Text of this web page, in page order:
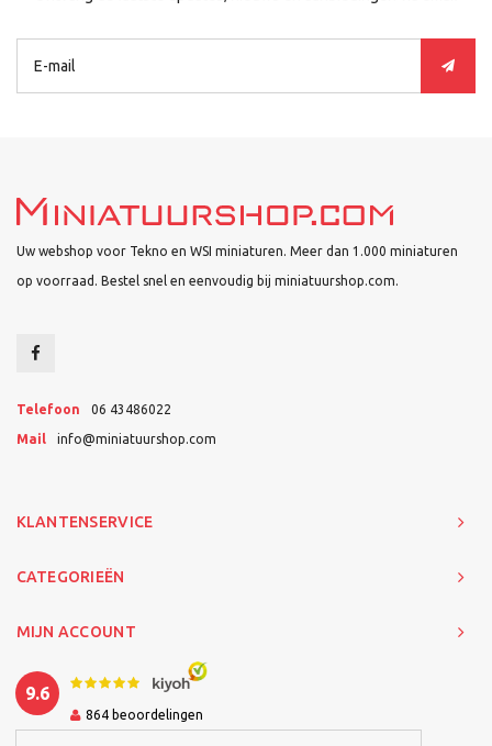
Uw webshop voor Tekno en WSI miniaturen. Meer dan 1.000 miniaturen
op voorraad. Bestel snel en eenvoudig bij miniatuurshop.com.
Telefoon 06 43486022
Mail info@miniatuurshop.com
KLANTENSERVICE
CATEGORIEËN
MIJN ACCOUNT
9.6
864 beoordelingen